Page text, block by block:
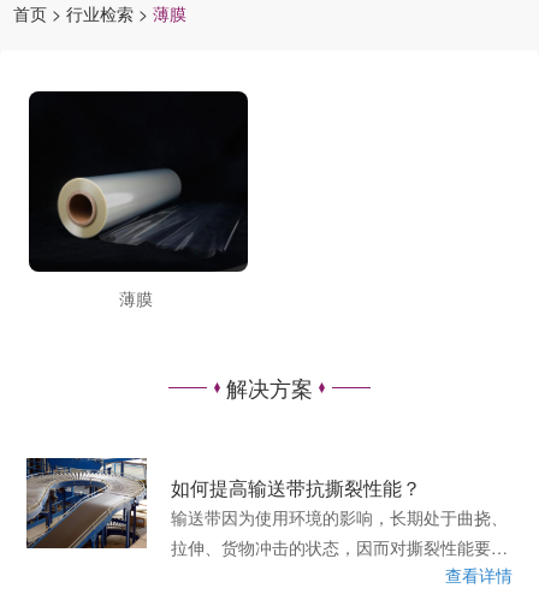
首页 > 行业检索 > 薄膜
薄膜
解决方案
如何提高输送带抗撕裂性能？
输送带因为使用环境的影响，长期处于曲挠、
拉伸、货物冲击的状态，因而对撕裂性能要求
较高，提高产品的撕裂性能对产品的使用寿命
查看详情